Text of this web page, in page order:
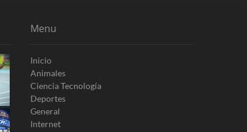
Menu
Inicio
Animales
Ciencia Tecnología
Deportes
General
Internet